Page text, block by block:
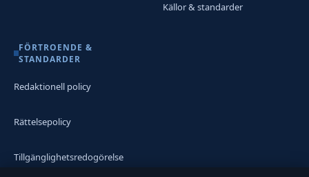
Källor & standarder
FÖRTROENDE &
STANDARDER
Redaktionell policy
Rättelsepolicy
Tillgänglighetsredogörelse